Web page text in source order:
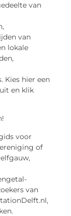
van
van
lokale
Kies hier een
en klik
voor
of
van